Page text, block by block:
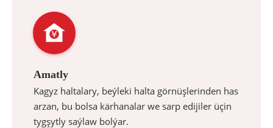
Amatly
Kagyz haltalary, beýleki halta görnüşlerinden has
arzan, bu bolsa kärhanalar we sarp edijiler üçin
tygşytly saýlaw bolýar.